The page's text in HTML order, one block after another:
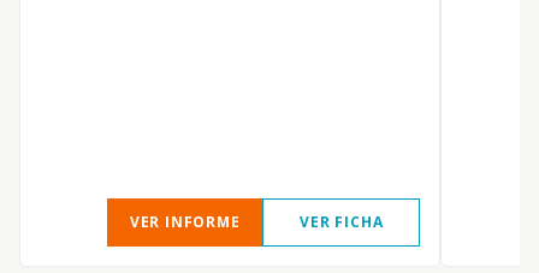
VER INFORME VER FICHA